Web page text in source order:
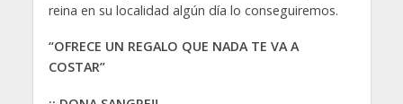
reina en su localidad algún día lo conseguiremos.
“OFRECE UN REGALO QUE NADA TE VA A
COSTAR”